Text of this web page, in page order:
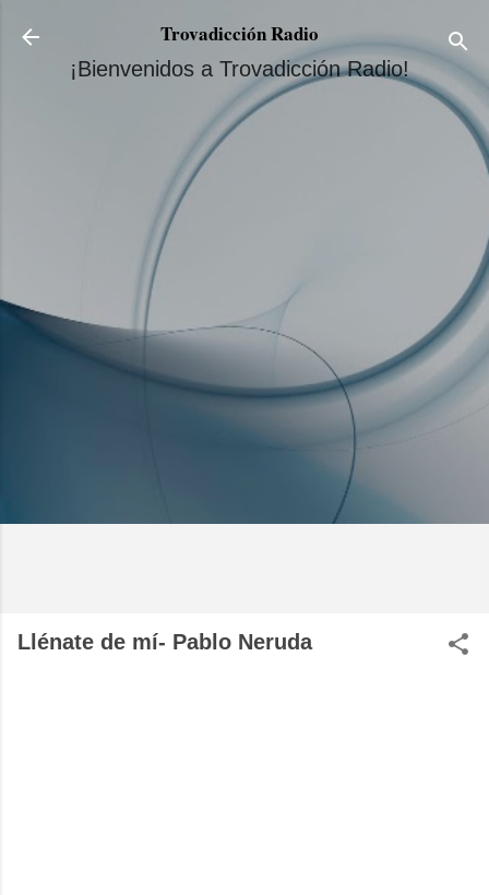
Ir al contenido principal
Trovadicción Radio
¡Bienvenidos a Trovadicción Radio!
Llénate de mí- Pablo Neruda